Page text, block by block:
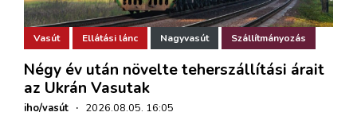
Vasút Ellátási lánc Nagyvasút Szállítmányozás
Négy év után növelte teherszállítási árait
az Ukrán Vasutak
iho/vasút · 2026.08.05. 16:05